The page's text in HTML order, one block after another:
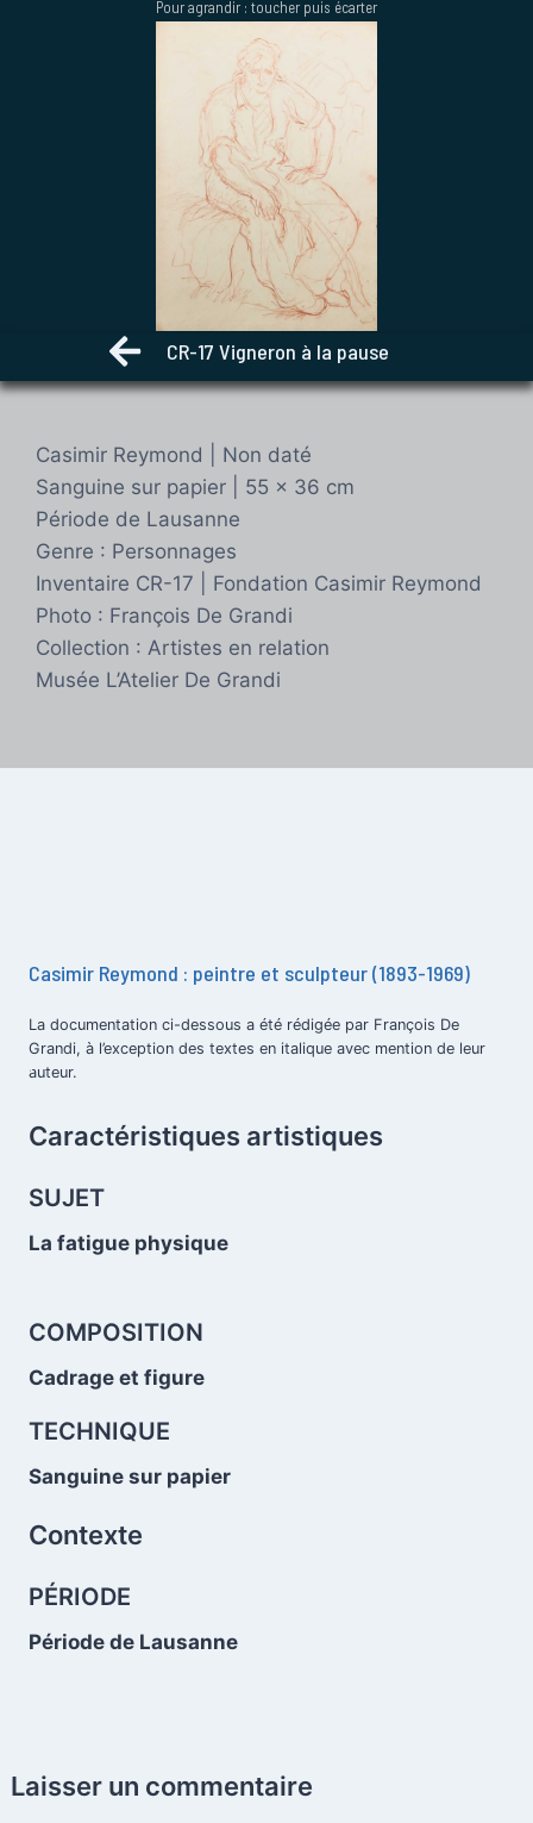
Pour agrandir : toucher puis écarter
CR-17 Vigneron à la pause
Casimir Reymond | Non daté
Sanguine sur papier | 55 x 36 cm
Période de Lausanne
Genre : Personnages
Inventaire CR-17 | Fondation Casimir Reymond
Photo : François De Grandi
Collection : Artistes en relation
Musée L’Atelier De Grandi
Casimir Reymond : peintre et sculpteur (1893-1969)
La documentation ci-dessous a été rédigée par François De
Grandi, à l’exception des textes en italique avec mention de leur
auteur.
Caractéristiques artistiques
.
SUJET
La fatigue physique
COMPOSITION
Cadrage et figure
TECHNIQUE
Sanguine sur papier
Contexte
.
PÉRIODE
Période de Lausanne
Laisser un commentaire